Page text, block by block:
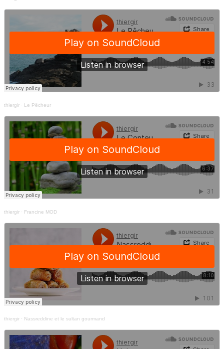
thiergir · Le Pêcheur
thiergir · Francine MOD
thiergir · Nassreddine et le sultan gourmand